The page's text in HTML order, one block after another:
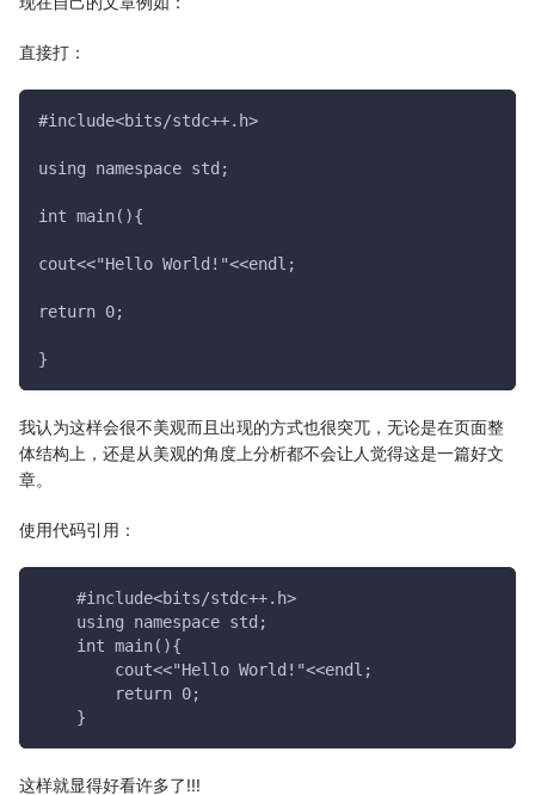
直接打：
#include<bits/stdc++.h>
using namespace std;
int main(){
cout<<"Hello World!"<<endl;
return 0;
}
我认为这样会很不美观而且出现的方式也很突兀，无论是在页面整
体结构上，还是从美观的角度上分析都不会让人觉得这是一篇好文
章。
使用代码引用：
    #include<bits/stdc++.h>
    using namespace std;
    int main(){
        cout<<"Hello World!"<<endl;
        return 0;
    }
这样就显得好看许多了!!!